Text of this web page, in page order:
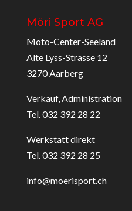
Möri Sport AG
Moto-Center-Seeland
Alte Lyss-Strasse 12
3270 Aarberg
Verkauf, Administration
Tel. 032 392 28 22
Werkstatt direkt
Tel. 032 392 28 25
info@moerisport.ch